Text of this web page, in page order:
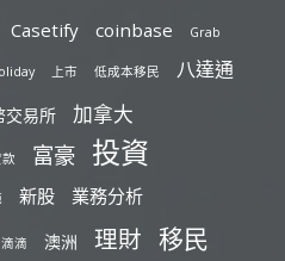
Casetify coinbase Grab
上市 低成本移民 八達通
交易所 加拿大
富豪 投資
新股 業務分析
滴滴 澳洲 理財 移民